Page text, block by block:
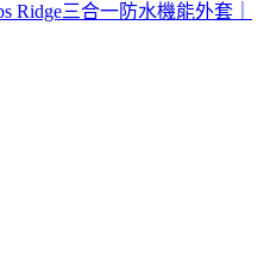
Ridge三合一防水機能外套｜